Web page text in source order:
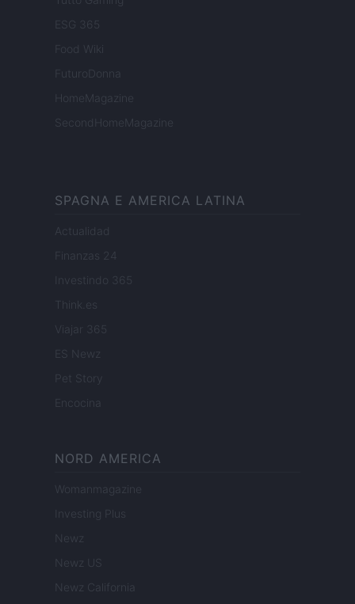
ESG 365
Food Wiki
FuturoDonna
HomeMagazine
SecondHomeMagazine
SPAGNA E AMERICA LATINA
Actualidad
Finanzas 24
Investindo 365
Think.es
Viajar 365
ES Newz
Pet Story
Encocina
NORD AMERICA
Womanmagazine
Investing Plus
Newz
Newz US
Newz California